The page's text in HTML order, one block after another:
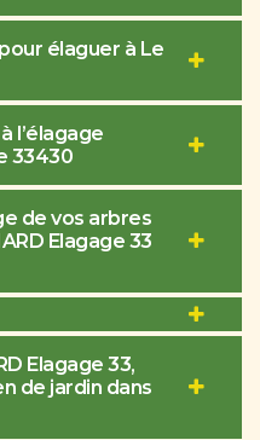
élaguer à Le
l’élagage
33430
de vos arbres
Elagage 33
Elagage 33,
de jardin dans